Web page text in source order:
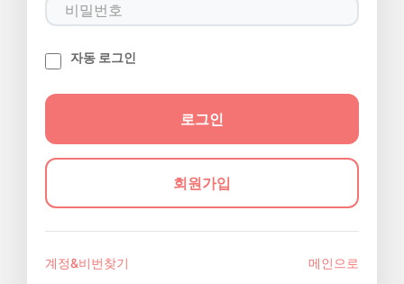
자동 로그인
회원가입
계정&비번찾기 메인으로